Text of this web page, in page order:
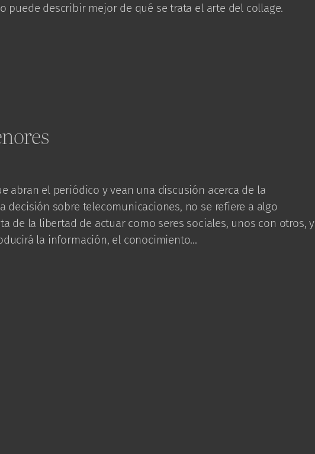
puede describir mejor de qué se trata el arte del collage.
abran el periódico y vean una discusión acerca de la
decisión sobre telecomunicaciones, no se refiere a algo
de la libertad de actuar como seres sociales, unos con otros, y
la información, el conocimiento…